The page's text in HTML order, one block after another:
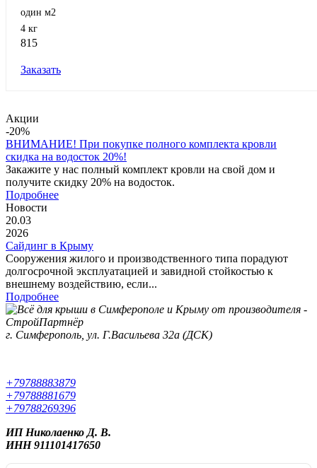
один м2
4 кг
815
Заказать
Акции
-20%
ВНИМАНИЕ! При покупке полного комплекта кровли
скидка на водосток 20%!
Закажите у нас полный комплект кровли на свой дом и
получите скидку 20% на водосток.
Подробнее
Новости
20.03
2026
Сайдинг в Крыму
Сооружения жилого и производственного типа порадуют
долгосрочной эксплуатацией и завидной стойкостью к
внешнему воздействию, если...
Подробнее
г. Симферополь, ул. Г.Васильева 32а (ДСК)
+79788883879
+79788881679
+79788269396
ИП Николаенко Д. В.
ИНН 911101417650